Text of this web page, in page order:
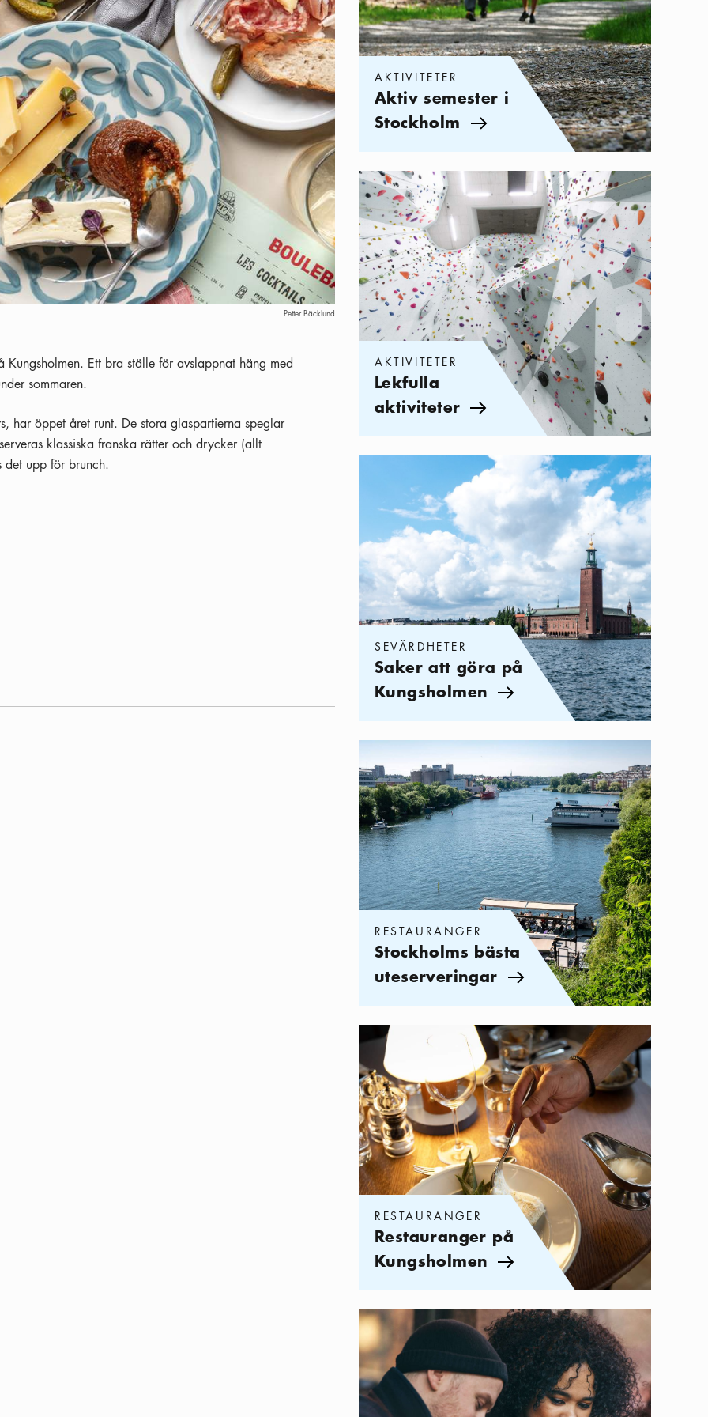
Petter Bäcklund
Ett bra ställe för avslappnat häng med
sommaren.
har öppet året runt. De stora glaspartierna speglar
klassiska franska rätter och drycker (allt
det upp för brunch.
AKTIVITETER
Aktiv semester i
Stockholm Pil ikon
Kategorier: Aktiviteter Lekfulla aktiviteter
AKTIVITETER
Lekfulla
aktiviteter Pil ikon
, Saker att göra på Kungsholmen
SEVÄRDHETER
Saker att göra på
Kungsholmen Pil ikon
Kategorier: Restauranger, Stockholms bästa uteserveringar
RESTAURANGER
Stockholms bästa
uteserveringar Pil ikon
Kategorier: Restauranger, Restauranger på Kungsholmen
RESTAURANGER
Restauranger på
Kungsholmen Pil ikon
Kategorier: Caféer, Fika och luncha utomhus i Stockholm